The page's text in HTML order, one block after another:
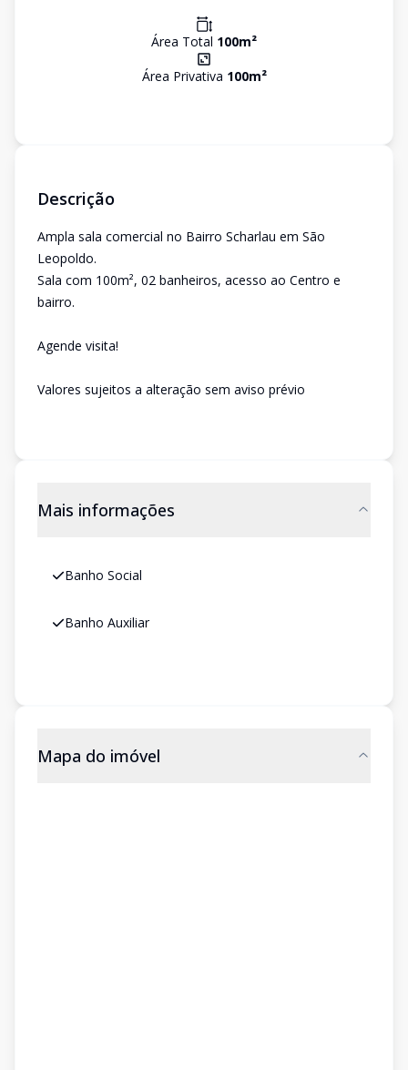
Área Total 100m²
Área Privativa 100m²
Descrição
Ampla sala comercial no Bairro Scharlau em São
Leopoldo.
Sala com 100m², 02 banheiros, acesso ao Centro e
bairro.
Agende visita!
Valores sujeitos a alteração sem aviso prévio
Mais informações
Banho Social
Banho Auxiliar
Mapa do imóvel